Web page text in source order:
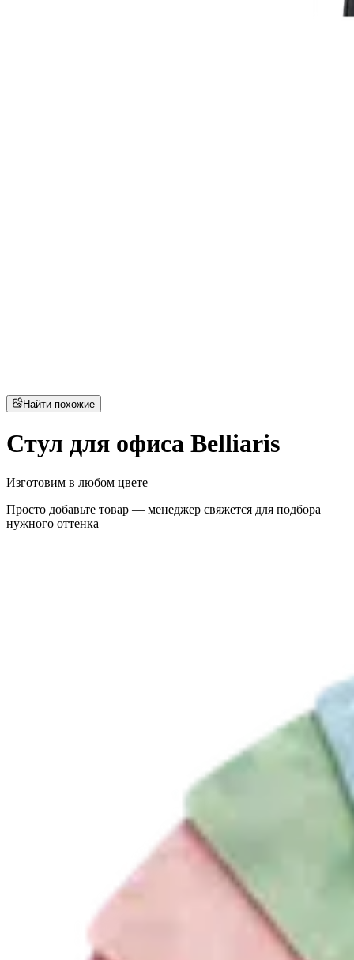
Найти похожие
Стул для офиса Belliaris
Изготовим в любом цвете
Просто добавьте товар — менеджер свяжется для подбора
нужного оттенка